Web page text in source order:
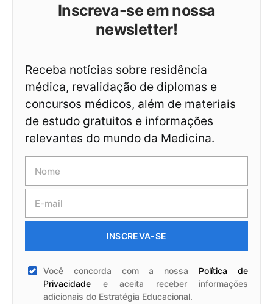
Inscreva-se em nossa
newsletter!
Receba notícias sobre residência
médica, revalidação de diplomas e
concursos médicos, além de materiais
de estudo gratuitos e informações
relevantes do mundo da Medicina.
INSCREVA-SE
Você concorda com a nossa Política de
Privacidade e aceita receber informações
adicionais do Estratégia Educacional.